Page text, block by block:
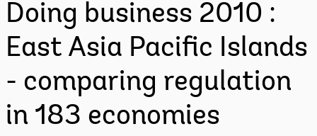
Doing business 2010 :
East Asia Pacific Islands
- comparing regulation
in 183 economies